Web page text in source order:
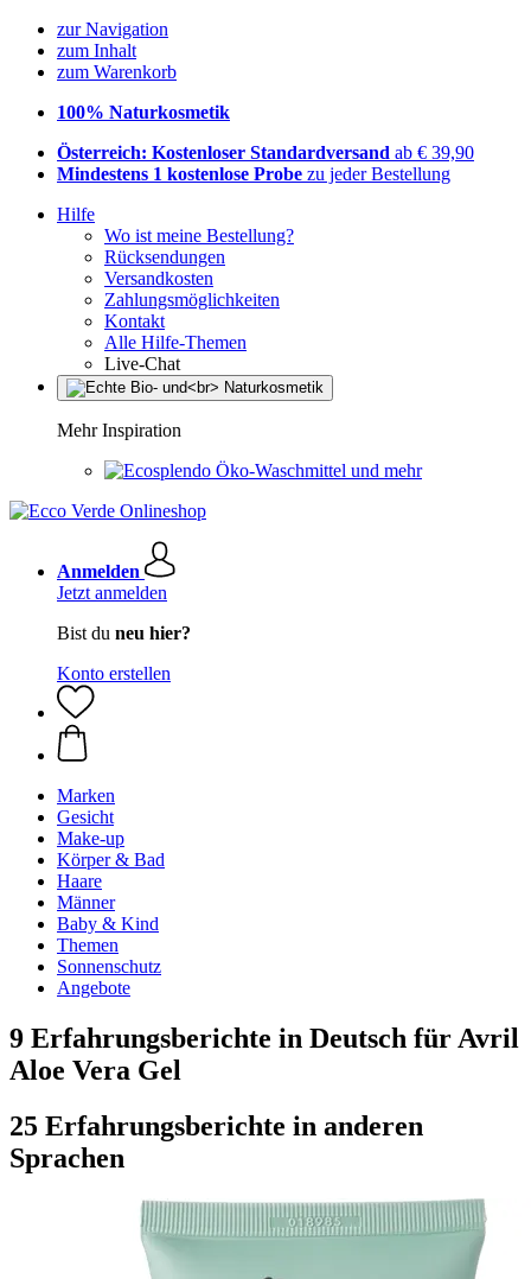
zur Navigation
zum Inhalt
zum Warenkorb
100% Naturkosmetik
Österreich: Kostenloser Standardversand ab € 39,90
Mindestens 1 kostenlose Probe zu jeder Bestellung
Hilfe
Wo ist meine Bestellung?
Rücksendungen
Versandkosten
Zahlungsmöglichkeiten
Kontakt
Alle Hilfe-Themen
Live-Chat
Mehr Inspiration
Öko-Waschmittel und mehr
Anmelden
Jetzt anmelden
Bist du neu hier?
Konto erstellen
Marken
Gesicht
Make-up
Körper & Bad
Haare
Männer
Baby & Kind
Themen
Sonnenschutz
Angebote
9 Erfahrungsberichte in Deutsch für Avril
Aloe Vera Gel
25 Erfahrungsberichte in anderen
Sprachen